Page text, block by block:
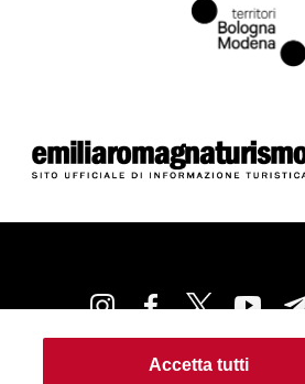
Accetta tutti
Condizioni di Utilizzo